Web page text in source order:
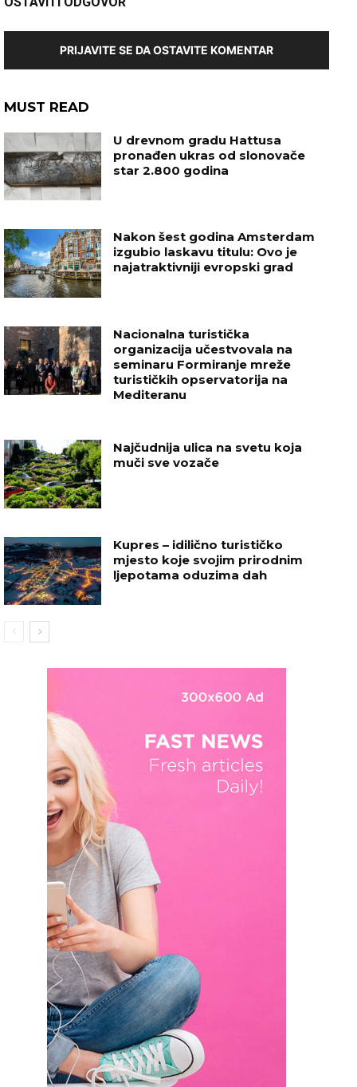
PRIJAVITE SE DA OSTAVITE KOMENTAR
MUST READ
U drevnom gradu Hattusa
pronađen ukras od slonovače
star 2.800 godina
Nakon šest godina Amsterdam
izgubio laskavu titulu: Ovo je
najatraktivniji evropski grad
Nacionalna turistička
organizacija učestvovala na
seminaru Formiranje mreže
turističkih opservatorija na
Mediteranu
Najčudnija ulica na svetu koja
muči sve vozače
Kupres – idilično turističko
mjesto koje svojim prirodnim
ljepotama oduzima dah